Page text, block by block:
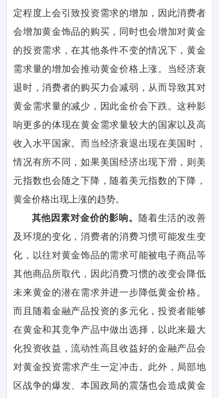
定程度上会引致投资需求的增加，因此消费者
会增加黄金饰品的购买，同时也会增加对黄金
的投资需求，在其他条件不变的情况下，黄金
需求量的增加会推动黄金价格上涨。当经济衰
退时，消费者的购买力会减弱，从而导致其对
黄金需求量的减少，因此金价会下跌。这种影
响更多的体现在黄金需求量较大的国家以及高
收入水平国家。而当经济衰退出现在美国时，
情况有所不同，如果美国经济出现下滑，则美
元指数也会随之下降，随着美元指数的下降，
黄金价格出现上涨的趋势。
其他因素对金价的影响。 随着生活的改善
及环境的变化，消费者的消费习惯可能发生变
化，以往对黄金饰品的需求可能被电子商品等
其他商品所取代，因此消费习惯的改变会降低
未来黄金的潜在需求并进一步降低黄金价格。
而且随着金融产品投资的多元化，投资者能够
在黄金和其竞争产品中做出选择，以此来最大
化投资收益，流动性高且收益好的金融产品会
对黄金投资需求产生一定冲击。此外，局部地
区战争的爆发、本国政局的震荡也会造成黄金